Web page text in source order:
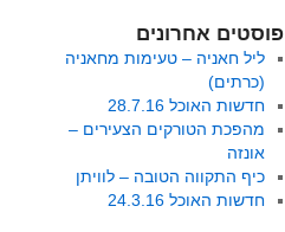
פוסטים אחרונים
ליל חאניה – טעימות מחאניה
(כרתים)
חדשות האוכל 28.7.16
מהפכת הטורקים הצעירים –
אונזה
כיף התקווה הטובה – לוויתן
חדשות האוכל 24.3.16